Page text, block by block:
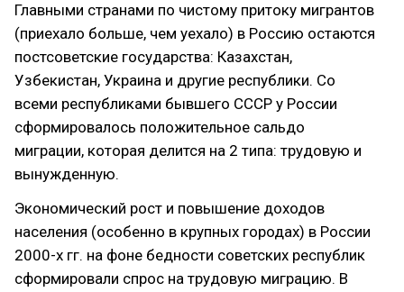
Главными странами по чистому притоку мигрантов
(приехало больше, чем уехало) в Россию остаются
постсоветские государства: Казахстан,
Узбекистан, Украина и другие республики. Со
всеми республиками бывшего СССР у России
сформировалось положительное сальдо
миграции, которая делится на 2 типа: трудовую и
вынужденную.
Экономический рост и повышение доходов
населения (особенно в крупных городах) в России
2000-х гг. на фоне бедности советских республик
сформировали спрос на трудовую миграцию. В